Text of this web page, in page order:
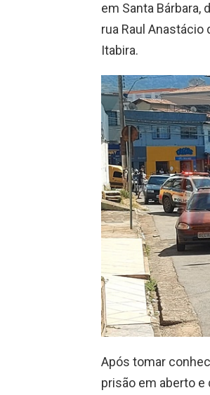
em Santa
rua Raul Anastácio
Itabira.
Após tomar
prisão em aberto e